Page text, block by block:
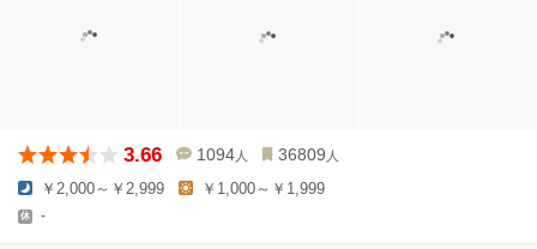
3.66 1094 人 36809 人
￥2,000～￥2,999 ￥1,000～￥1,999
-